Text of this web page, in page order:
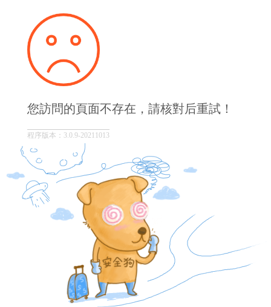
您訪問的頁面不存在，請核對后重試！
程序版本：3.0.9-20211013